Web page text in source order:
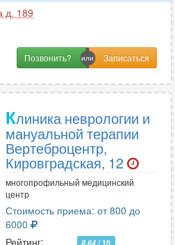
32
16
35
3
д. 189
Позвонить?
Клиника неврологии и
мануальной терапии
Вертеброцентр,
Кировградская, 12
многопрофильный медицинский
центр
Стоимость приема: от 800 до
6000
Рейтинг:
8.64 / 10